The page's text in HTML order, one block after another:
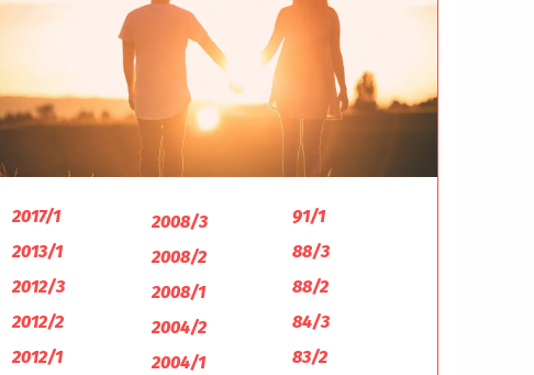
2017/1
2013/1
2012/3
2012/2
2012/1
2008/3
2008/2
2008/1
2004/2
2004/1
91/1
88/3
88/2
84/3
83/2